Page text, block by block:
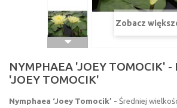
Zobacz
NYMPHAEA 'JOEY TOMOCIK'
'JOEY TOMOCIK'
Nymphaea ‘Joey Tomocik’ - Średniej